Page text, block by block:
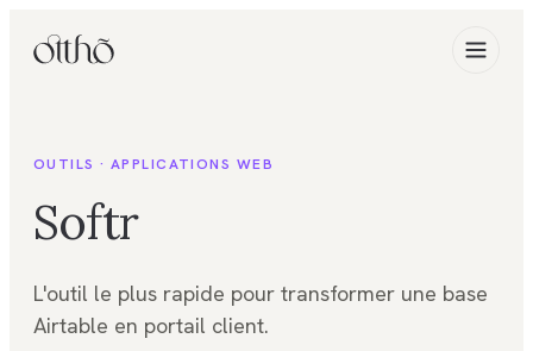
OUTILS · APPLICATIONS WEB
Softr
L'outil le plus rapide pour transformer une base
Airtable en portail client.